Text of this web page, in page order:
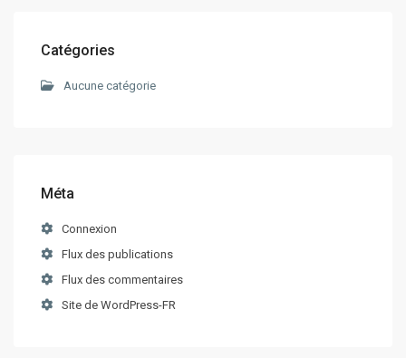
Catégories
Aucune catégorie
Méta
Connexion
Flux des publications
Flux des commentaires
Site de WordPress-FR